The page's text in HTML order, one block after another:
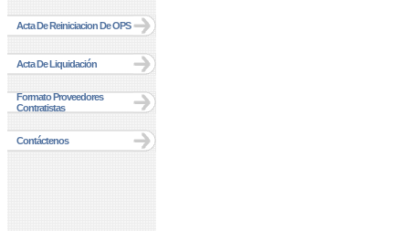
Acta De Reiniciacion De OPS
Acta De Liquidación
Formato Proveedores
Contratistas
Contáctenos